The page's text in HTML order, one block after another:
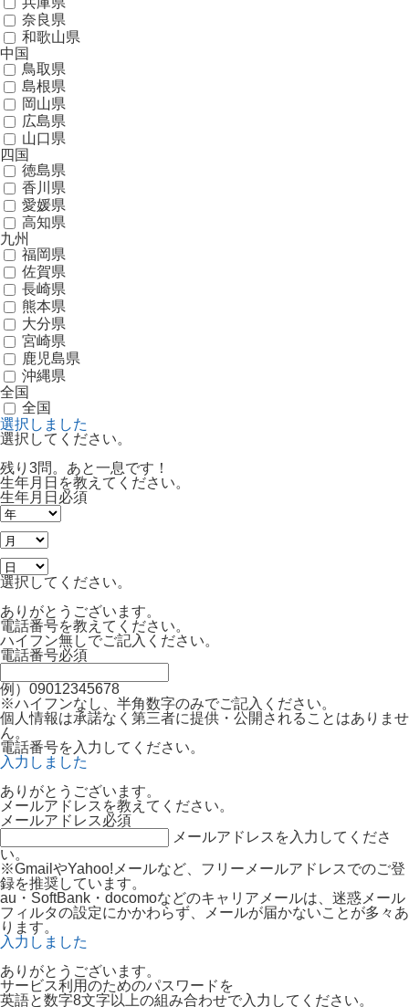
奈良県
和歌山県
中国
鳥取県
島根県
岡山県
広島県
山口県
四国
徳島県
香川県
愛媛県
高知県
九州
福岡県
佐賀県
長崎県
熊本県
大分県
宮崎県
鹿児島県
沖縄県
全国
全国
選択しました
選択してください。
残り3問。あと一息です！
生年月日を教えてください。
生年月日 必須
選択してください。
ありがとうございます。
電話番号を教えてください。
ハイフン無しでご記入ください。
電話番号必須
例）09012345678
※ハイフンなし、半角数字のみでご記入ください。
個人情報は承諾なく第三者に提供・公開されることはありませ
ん。
電話番号を入力してください。
入力しました
ありがとうございます。
メールアドレスを教えてください。
メールアドレス必須
メールアドレスを入力してくださ
い。
※GmailやYahoo!メールなど、フリーメールアドレスでのご登
録を推奨しています。
au・SoftBank・docomoなどのキャリアメールは、迷惑メール
フィルタの設定にかかわらず、メールが届かないことが多々あ
ります。
入力しました
ありがとうございます。
サービス利用のためのパスワードを
英語と数字8文字以上の組み合わせで入力してください。